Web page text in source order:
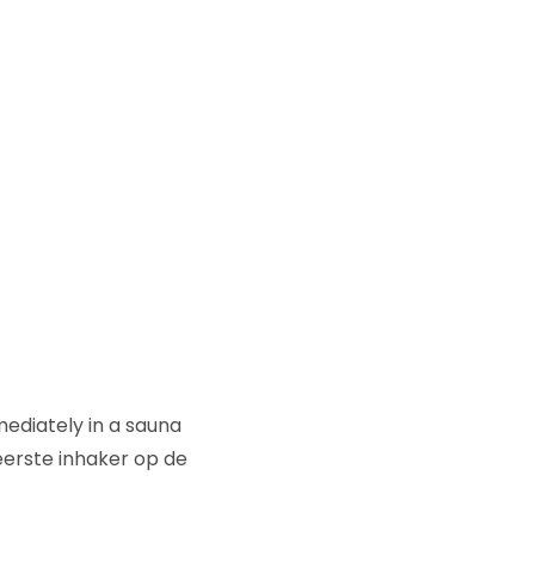
in a sauna
inhaker op de